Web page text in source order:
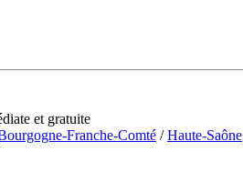
et gratuite
Franche-Comté /Haute-Saône